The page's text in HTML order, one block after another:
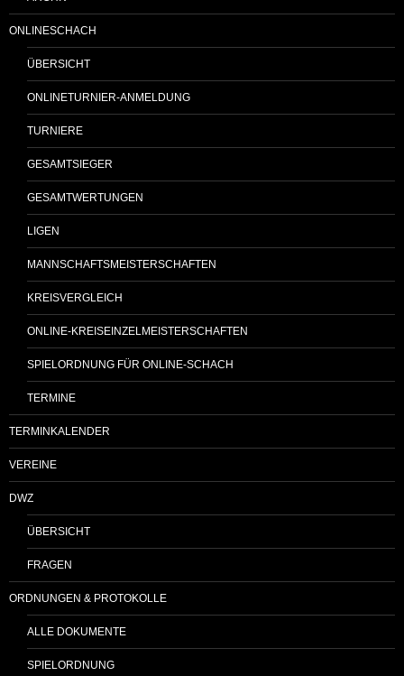
ONLINESCHACH
ÜBERSICHT
ONLINETURNIER-ANMELDUNG
TURNIERE
GESAMTSIEGER
GESAMTWERTUNGEN
LIGEN
MANNSCHAFTSMEISTERSCHAFTEN
KREISVERGLEICH
ONLINE-KREISEINZELMEISTERSCHAFTEN
SPIELORDNUNG FÜR ONLINE-SCHACH
TERMINE
TERMINKALENDER
VEREINE
DWZ
ÜBERSICHT
FRAGEN
ORDNUNGEN & PROTOKOLLE
ALLE DOKUMENTE
SPIELORDNUNG